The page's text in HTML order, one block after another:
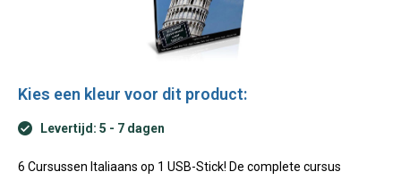
Kies een kleur voor dit product:
Levertijd: 5 - 7 dagen
6 Cursussen Italiaans op 1 USB-Stick! De complete cursus